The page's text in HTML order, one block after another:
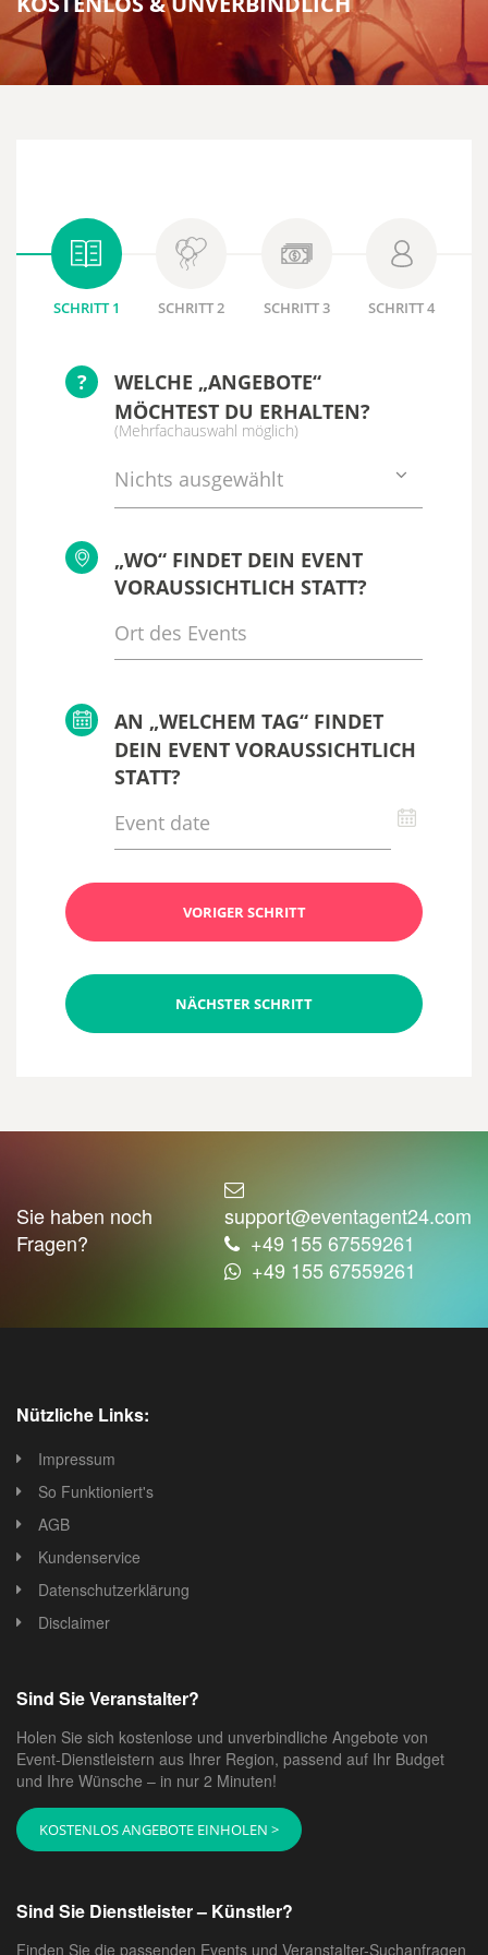
SCHRITT 1 SCHRITT 2 SCHRITT 3 SCHRITT 4
?
WELCHE „ANGEBOTE“
MÖCHTEST DU ERHALTEN?
(Mehrfachauswahl möglich)
Nichts ausgewählt
„WO“ FINDET DEIN EVENT
VORAUSSICHTLICH STATT?
AN „WELCHEM TAG“ FINDET
DEIN EVENT VORAUSSICHTLICH
STATT?
VORIGER SCHRITT
NÄCHSTER SCHRITT
Sie haben noch
Fragen?
support@eventagent24.com
+49 155 67559261
+49 155 67559261
Nützliche Links:
Impressum
So Funktioniert's
AGB
Kundenservice
Datenschutzerklärung
Disclaimer
Sind Sie Veranstalter?
Holen Sie sich kostenlose und unverbindliche Angebote von
Event-Dienstleistern aus Ihrer Region, passend auf Ihr Budget
und Ihre Wünsche – in nur 2 Minuten!
KOSTENLOS ANGEBOTE EINHOLEN >
Sind Sie Dienstleister – Künstler?
Finden Sie die passenden Events und Veranstalter-Suchanfragen